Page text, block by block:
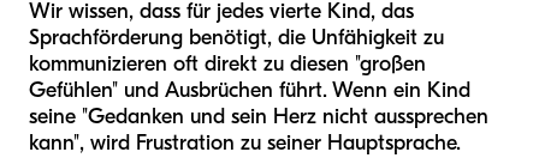
Wir wissen, dass für jedes vierte Kind, das
Sprachförderung benötigt, die Unfähigkeit zu
kommunizieren oft direkt zu diesen "großen
Gefühlen" und Ausbrüchen führt. Wenn ein Kind
seine "Gedanken und sein Herz nicht aussprechen
kann", wird Frustration zu seiner Hauptsprache.